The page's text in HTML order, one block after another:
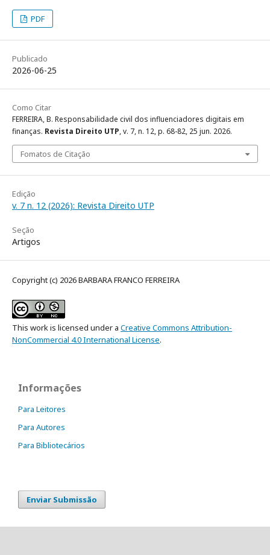
PDF
Publicado
2026-06-25
Como Citar
FERREIRA, B. Responsabilidade civil dos influenciadores digitais em
finanças. Revista Direito UTP, v. 7, n. 12, p. 68-82, 25 jun. 2026.
Fomatos de Citação
Edição
v. 7 n. 12 (2026): Revista Direito UTP
Seção
Artigos
Copyright (c) 2026 BARBARA FRANCO FERREIRA
This work is licensed under a Creative Commons Attribution-
NonCommercial 4.0 International License.
Informações
Para Leitores
Para Autores
Para Bibliotecários
Enviar Submissão